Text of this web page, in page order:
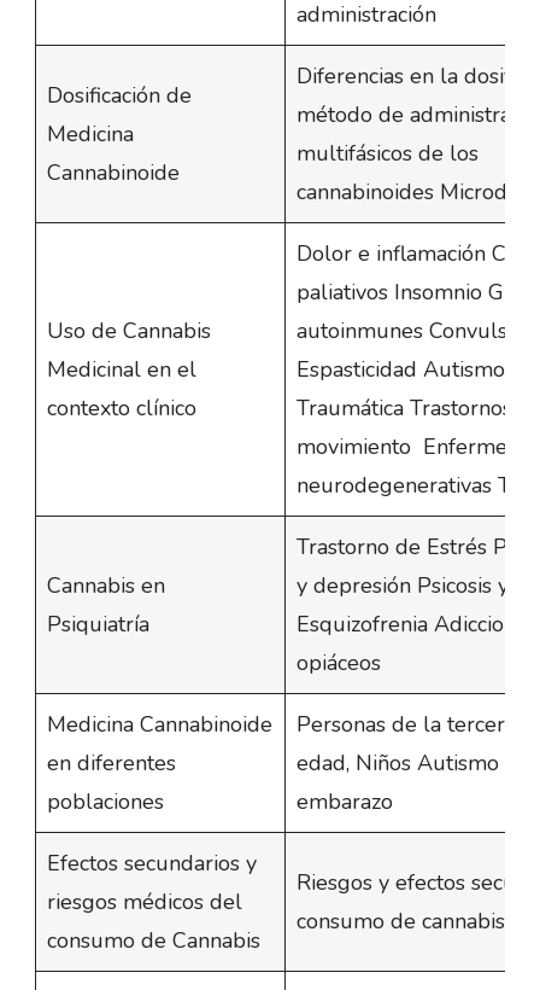
administración
Dosificación de
Medicina
Cannabinoide
Diferencias en la
método de
multifásicos de los
cannabinoides
Uso de Cannabis
Medicinal en el
contexto clínico
Dolor e inflamación
paliativos Insomnio
autoinmunes
Espasticidad Autismo
Traumática Trastornos
movimiento
neurodegenerativas
Cannabis en
Psiquiatría
Trastorno de Estrés
y depresión Psicosis y
Esquizofrenia
opiáceos
Medicina Cannabinoide
en diferentes
poblaciones
Personas de la tercera
edad, Niños Autismo
embarazo
Efectos secundarios y
riesgos médicos del
consumo de Cannabis
Riesgos y efectos
consumo de cannabis